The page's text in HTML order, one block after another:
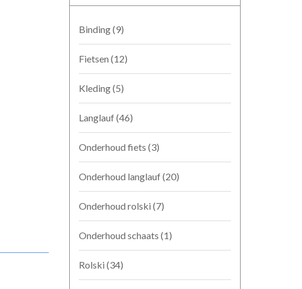
Binding(9)
Fietsen (12)
Kleding(5)
Langlauf(46)
Onderhoud fiets (3)
Onderhoud langlauf(20)
Onderhoud rolski (7)
Onderhoud schaats (1)
Rolski (34)